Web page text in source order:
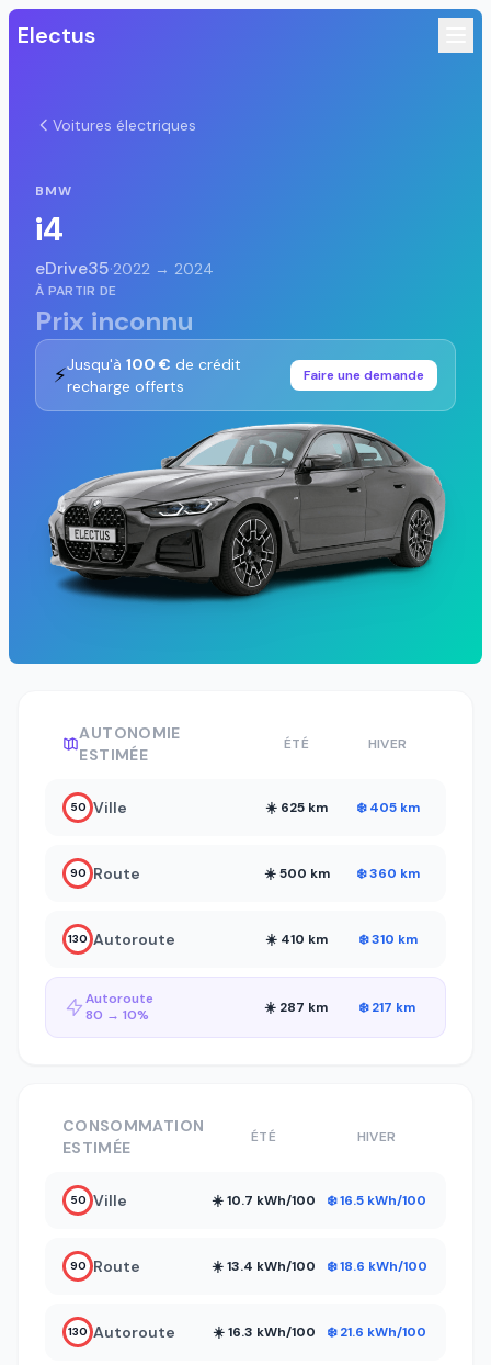
Electus
Voitures électriques
BMW
i4
eDrive35·2022 → 2024
À PARTIR DE
Prix inconnu
⚡Jusqu'à 100 € de crédit
recharge offerts
Faire une demande
AUTONOMIE
ESTIMÉE
ÉTÉ HIVER
50 Ville ☀️ 625 km ❄️ 405 km
90 Route ☀️ 500 km ❄️ 360 km
130 Autoroute ☀️ 410 km ❄️ 310 km
Autoroute
80 → 10%
☀️ 287 km ❄️ 217 km
CONSOMMATION
ESTIMÉE
ÉTÉ HIVER
50 Ville ☀️ 10.7 kWh/100 ❄️ 16.5 kWh/100
90 Route ☀️ 13.4 kWh/100 ❄️ 18.6 kWh/100
130 Autoroute ☀️ 16.3 kWh/100 ❄️ 21.6 kWh/100